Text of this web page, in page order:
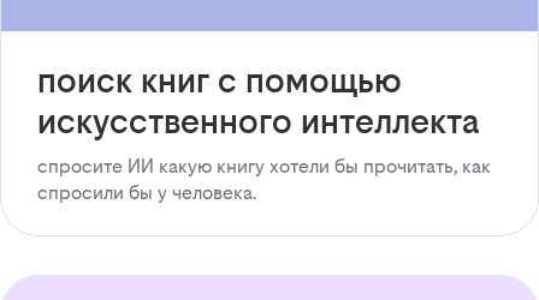
поиск книг с помощью
искусственного интеллекта
спросите ИИ какую книгу хотели бы прочитать, как
спросили бы у человека.